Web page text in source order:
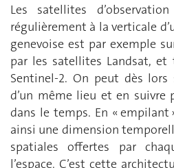
Les satellites
régulièrement à la verticale
genevoise est par exemple
par les satellites Landsat,
Sentinel-2. On peut dès lors
d’un même lieu et en suivre
dans le temps. En «
ainsi une dimension
spatiales offertes par
l’espace. C’est cette